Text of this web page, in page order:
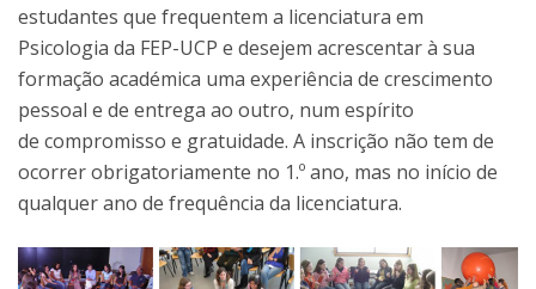
estudantes que frequentem a licenciatura em
Psicologia da FEP-UCP e desejem acrescentar à sua
formação académica uma experiência de crescimento
pessoal e de entrega ao outro, num espírito
de compromisso e gratuidade. A inscrição não tem de
ocorrer obrigatoriamente no 1.º ano, mas no início de
qualquer ano de frequência da licenciatura.